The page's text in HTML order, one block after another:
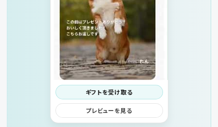
ギフトを受け取る
プレビューを見る